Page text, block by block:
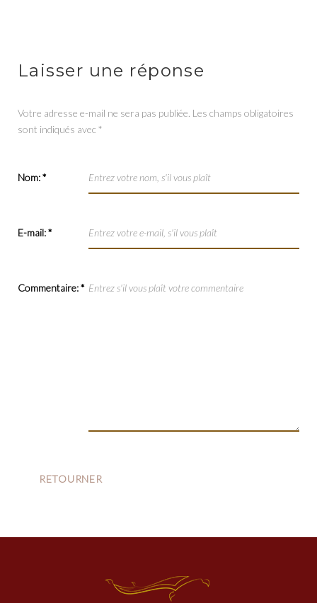
Laisser une réponse
Votre adresse e-mail ne sera pas publiée. Les champs obligatoires
sont indiqués avec *
Nom:*
E-mail:*
Commentaire:*